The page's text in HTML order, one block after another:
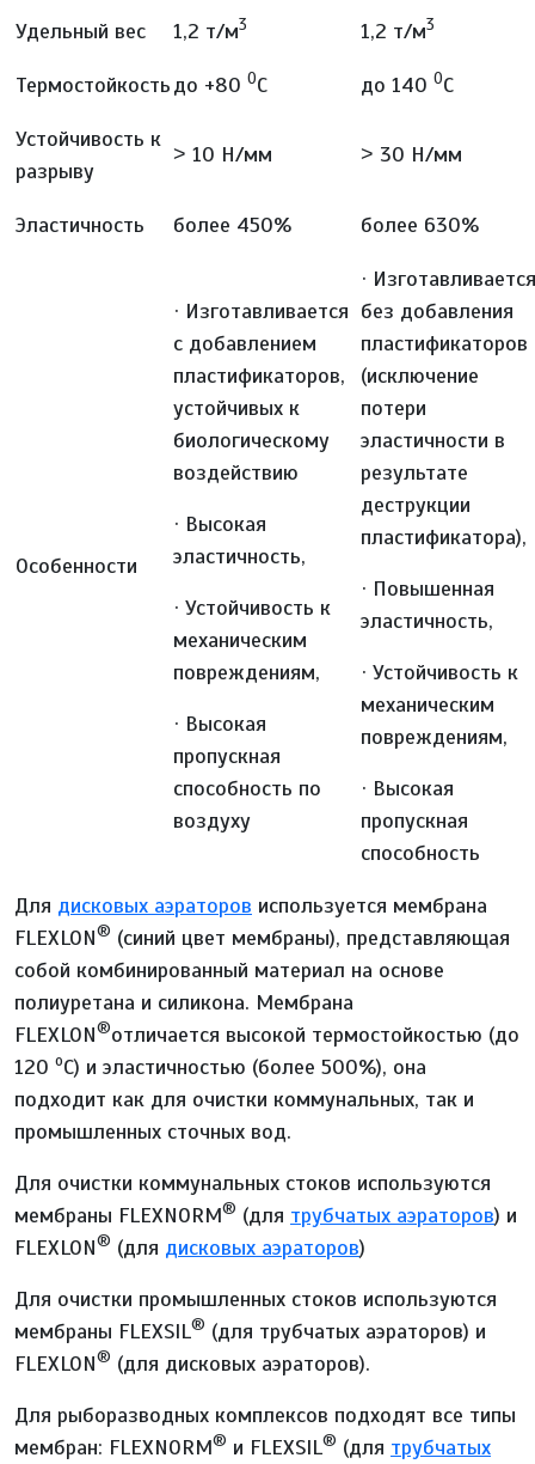
Удельный вес 1,2 т/м3 1,2 т/м3
Термостойкостьдо +80 0С до 140 0С
Устойчивость к
разрыву
˃ 10 Н/мм ˃ 30 Н/мм
Эластичность более 450% более 630%
Особенности
· Изготавливается
с добавлением
пластификаторов,
устойчивых к
биологическому
воздействию
· Высокая
эластичность,
· Устойчивость к
механическим
повреждениям,
· Высокая
пропускная
способность по
воздуху
· Изготавливается
без добавления
пластификаторов
(исключение
потери
эластичности в
результате
деструкции
пластификатора),
· Повышенная
эластичность,
· Устойчивость к
механическим
повреждениям,
· Высокая
пропускная
способность
Для дисковых аэраторов используется мембрана
FLEXLON® (синий цвет мембраны), представляющая
собой комбинированный материал на основе
полиуретана и силикона. Мембрана
FLEXLON®отличается высокой термостойкостью (до
120 оС) и эластичностью (более 500%), она
подходит как для очистки коммунальных, так и
промышленных сточных вод.
Для очистки коммунальных стоков используются
мембраны FLEXNORM® (для трубчатых аэраторов) и
FLEXLON® (для дисковых аэраторов)
Для очистки промышленных стоков используются
мембраны FLEXSIL® (для трубчатых аэраторов) и
FLEXLON® (для дисковых аэраторов).
Для рыборазводных комплексов подходят все типы
мембран: FLEXNORM® и FLEXSIL® (для трубчатых